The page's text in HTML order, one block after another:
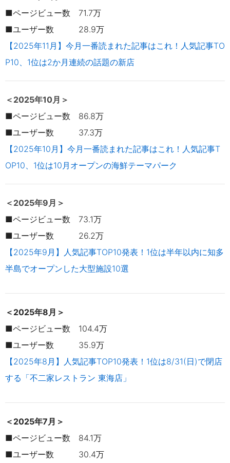
■ページビュー数 71.7万
■ユーザー数 28.9万
【2025年11月】今月一番読まれた記事はこれ！人気記事TO
P10、1位は2か月連続の話題の新店
＜2025年10月＞
■ページビュー数 86.8万
■ユーザー数 37.3万
【2025年10月】今月一番読まれた記事はこれ！人気記事T
OP10、1位は10月オープンの海鮮テーマパーク
＜2025年9月＞
■ページビュー数 73.1万
■ユーザー数 26.2万
【2025年9月】人気記事TOP10発表！1位は半年以内に知多
半島でオープンした大型施設10選
＜2025年8月＞
■ページビュー数 104.4万
■ユーザー数 35.9万
【2025年8月】人気記事TOP10発表！1位は8/31(日)で閉店
する「不二家レストラン 東海店」
＜2025年7月＞
■ページビュー数 84.1万
■ユーザー数 30.4万